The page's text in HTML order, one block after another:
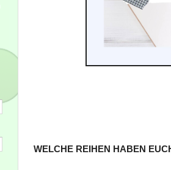
WELCHE REIHEN HABEN